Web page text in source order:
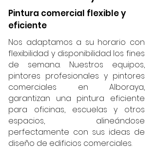
Pintura comercial flexible y
eficiente
Nos adaptamos a su horario con
flexibilidad y disponibilidad los fines
de semana. Nuestros equipos,
pintores profesionales y pintores
comerciales en Alboraya,
garantizan una pintura eficiente
para oficinas, escuelas y otros
espacios, alineándose
perfectamente con sus ideas de
diseño de edificios comerciales.